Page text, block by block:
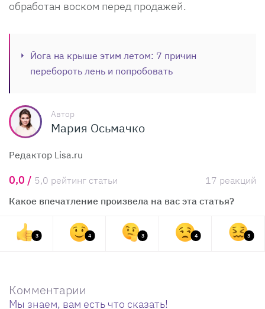
обработан воском перед продажей.
Йога на крыше этим летом: 7 причин
перебороть лень и попробовать
Автор
Мария Осьмачко
Редактор Lisa.ru
0,0 / 5,0 рейтинг статьи
17 реакций
Какое впечатление произвела на вас эта статья?
3 4 3 4 3
Комментарии
Мы знаем, вам есть что сказать!